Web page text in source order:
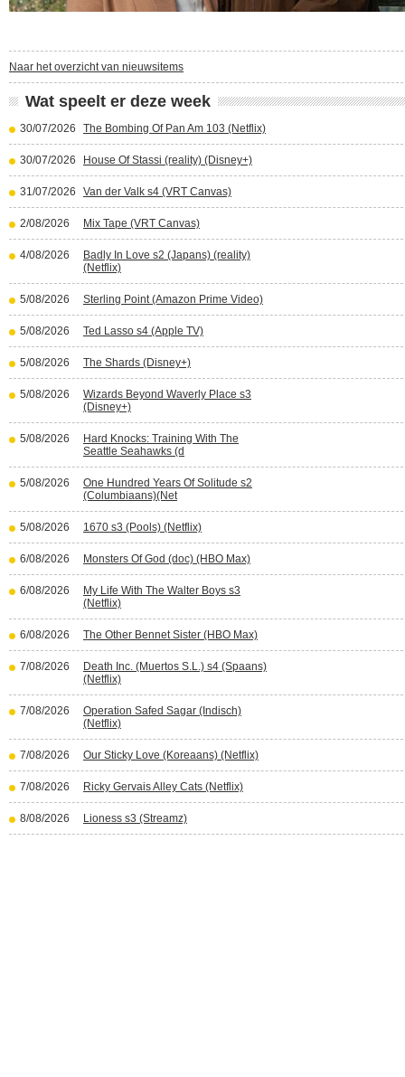
Naar het overzicht van nieuwsitems
Wat speelt er deze week
30/07/2026 The Bombing Of Pan Am 103 (Netflix)
30/07/2026 House Of Stassi (reality) (Disney+)
31/07/2026 Van der Valk s4 (VRT Canvas)
2/08/2026 Mix Tape (VRT Canvas)
4/08/2026
Badly In Love s2 (Japans) (reality)
(Netflix)
5/08/2026 Sterling Point (Amazon Prime Video)
5/08/2026 Ted Lasso s4 (Apple TV)
5/08/2026 The Shards (Disney+)
5/08/2026
Wizards Beyond Waverly Place s3
(Disney+)
5/08/2026
Hard Knocks: Training With The
Seattle Seahawks (d
5/08/2026
One Hundred Years Of Solitude s2
(Columbiaans)(Net
5/08/2026 1670 s3 (Pools) (Netflix)
6/08/2026 Monsters Of God (doc) (HBO Max)
6/08/2026
My Life With The Walter Boys s3
(Netflix)
6/08/2026 The Other Bennet Sister (HBO Max)
7/08/2026
Death Inc. (Muertos S.L.) s4 (Spaans)
(Netflix)
7/08/2026
Operation Safed Sagar (Indisch)
(Netflix)
7/08/2026 Our Sticky Love (Koreaans) (Netflix)
7/08/2026 Ricky Gervais Alley Cats (Netflix)
8/08/2026 Lioness s3 (Streamz)